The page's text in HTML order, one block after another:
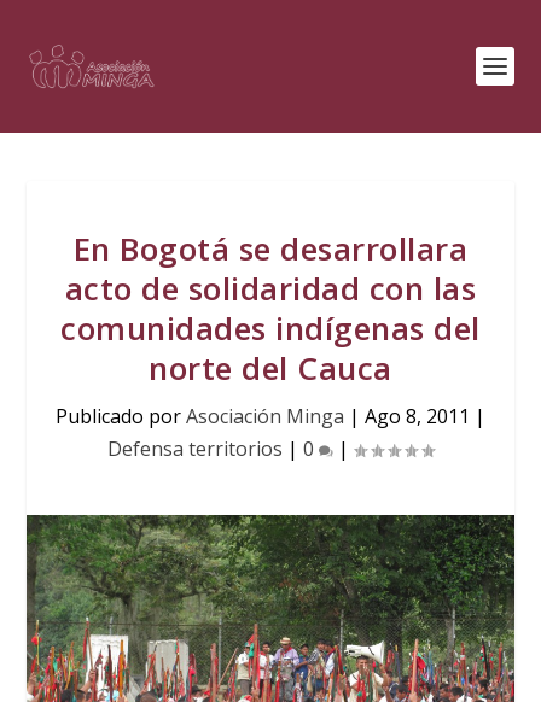
En Bogotá se desarrollara
acto de solidaridad con las
comunidades indígenas del
norte del Cauca
Publicado porAsociación Minga | Ago 8, 2011 |
Defensa territorios | 0 |